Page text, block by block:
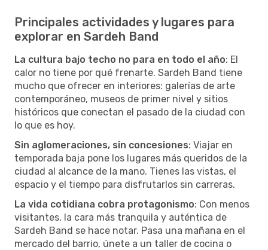
Principales actividades y lugares para
explorar en Sardeh Band
La cultura bajo techo no para en todo el año: El
calor no tiene por qué frenarte. Sardeh Band tiene
mucho que ofrecer en interiores: galerías de arte
contemporáneo, museos de primer nivel y sitios
históricos que conectan el pasado de la ciudad con
lo que es hoy.
Sin aglomeraciones, sin concesiones: Viajar en
temporada baja pone los lugares más queridos de la
ciudad al alcance de la mano. Tienes las vistas, el
espacio y el tiempo para disfrutarlos sin carreras.
La vida cotidiana cobra protagonismo: Con menos
visitantes, la cara más tranquila y auténtica de
Sardeh Band se hace notar. Pasa una mañana en el
mercado del barrio, únete a un taller de cocina o